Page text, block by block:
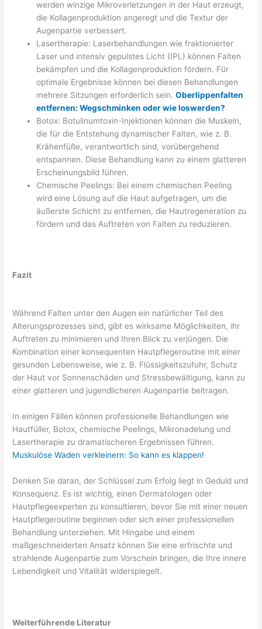
werden winzige Mikroverletzungen in der Haut erzeugt,
die Kollagenproduktion angeregt und die Textur der
Augenpartie verbessert.
Lasertherapie: Laserbehandlungen wie fraktionierter
Laser und intensiv gepulstes Licht (IPL) können Falten
bekämpfen und die Kollagenproduktion fördern. Für
optimale Ergebnisse können bei diesen Behandlungen
mehrere Sitzungen erforderlich sein.Oberlippenfalten
entfernen: Wegschminken oder wie loswerden?
Botox: Botulinumtoxin-Injektionen können die Muskeln,
die für die Entstehung dynamischer Falten, wie z. B.
Krähenfüße, verantwortlich sind, vorübergehend
entspannen. Diese Behandlung kann zu einem glatteren
Erscheinungsbild führen.
Chemische Peelings: Bei einem chemischen Peeling
wird eine Lösung auf die Haut aufgetragen, um die
äußerste Schicht zu entfernen, die Hautregeneration zu
fördern und das Auftreten von Falten zu reduzieren.
Fazit
Während Falten unter den Augen ein natürlicher Teil des
Alterungsprozesses sind, gibt es wirksame Möglichkeiten, ihr
Auftreten zu minimieren und Ihren Blick zu verjüngen. Die
Kombination einer konsequenten Hautpflegeroutine mit einer
gesunden Lebensweise, wie z. B. Flüssigkeitszufuhr, Schutz
der Haut vor Sonnenschäden und Stressbewältigung, kann zu
einer glatteren und jugendlicheren Augenpartie beitragen.
In einigen Fällen können professionelle Behandlungen wie
Hautfüller, Botox, chemische Peelings, Mikronadelung und
Lasertherapie zu dramatischeren Ergebnissen führen.
Muskulöse Waden verkleinern: So kann es klappen!
Denken Sie daran, der Schlüssel zum Erfolg liegt in Geduld und
Konsequenz. Es ist wichtig, einen Dermatologen oder
Hautpflegeexperten zu konsultieren, bevor Sie mit einer neuen
Hautpflegeroutine beginnen oder sich einer professionellen
Behandlung unterziehen. Mit Hingabe und einem
maßgeschneiderten Ansatz können Sie eine erfrischte und
strahlende Augenpartie zum Vorschein bringen, die Ihre innere
Lebendigkeit und Vitalität widerspiegelt.
Weiterführende Literatur